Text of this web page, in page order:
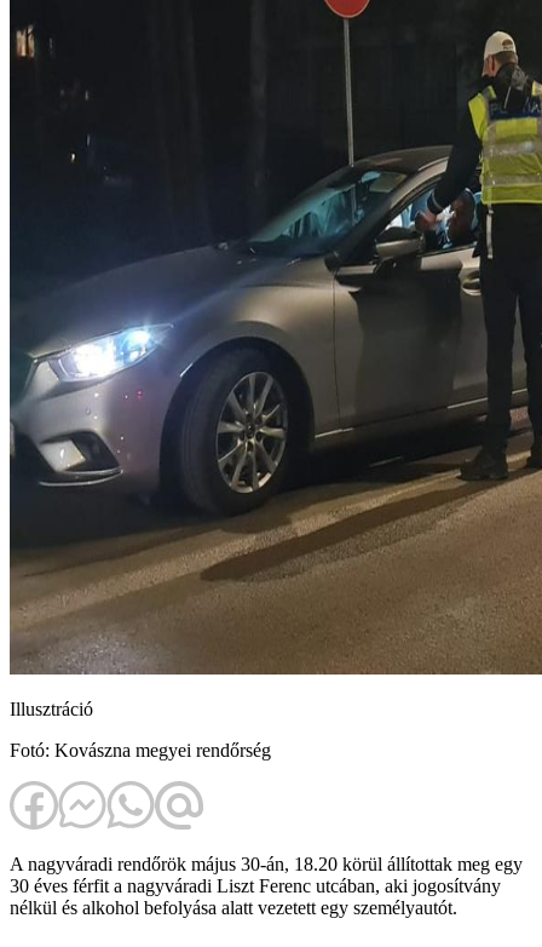
Illusztráció
Fotó: Kovászna megyei rendőrség
A nagyváradi rendőrök május 30-án, 18.20 körül állítottak meg egy
30 éves férfit a nagyváradi Liszt Ferenc utcában, aki jogosítvány
nélkül és alkohol befolyása alatt vezetett egy személyautót.